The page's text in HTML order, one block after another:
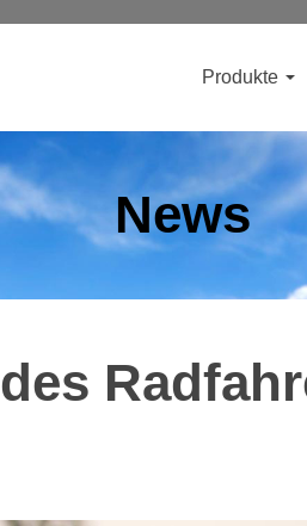
Produkte
News